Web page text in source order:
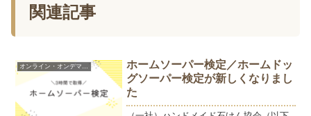
関連記事
ホームソーパー検定／ホームドッ
グソーパー検定が新しくなりまし
た